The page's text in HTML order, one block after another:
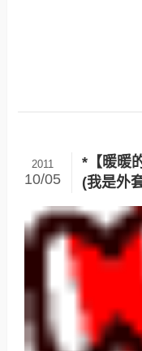
*【暖暖
(我是外
2011
10/05